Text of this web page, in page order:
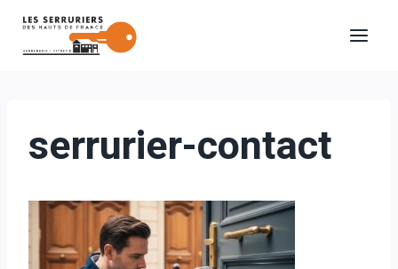
Aller
serrurier-contact